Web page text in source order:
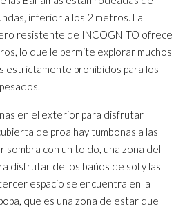
inferior a los 2 metros. La
resistente de INCOGNITO ofrece
lo que le permite explorar muchos
estrictamente prohibidos para los
en el exterior para disfrutar
de proa hay tumbonas a las
sombra con un toldo, una zona del
disfrutar de los baños de sol y las
espacio se encuentra en la
que es una zona de estar que